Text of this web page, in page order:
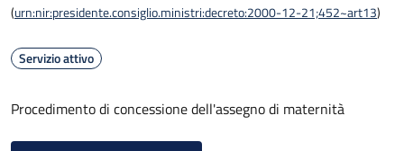
(urn:nir:presidente.consiglio.ministri:decreto:2000-12-21;452~art13)
Servizio attivo
Procedimento di concessione dell'assegno di maternità